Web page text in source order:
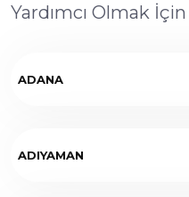
Yardımcı Olmak
ADANA
ADIYAMAN